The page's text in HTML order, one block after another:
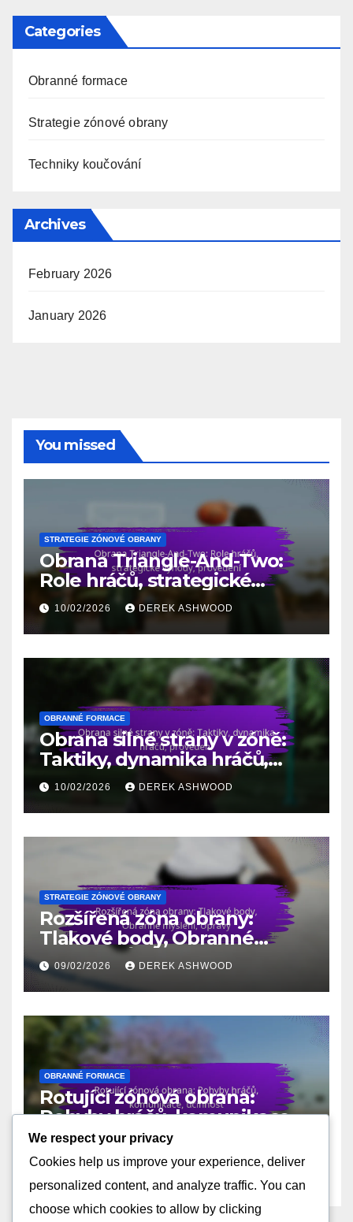
Categories
Obranné formace
Strategie zónové obrany
Techniky koučování
Archives
February 2026
January 2026
You missed
STRATEGIE ZÓNOVÉ OBRANY
Obrana Triangle-And-Two:
Role hráčů, strategické
výhody, provedení
10/02/2026 DEREK ASHWOOD
OBRANNÉ FORMACE
Obrana silné strany v zóně:
Taktiky, dynamika hráčů,
provedení
10/02/2026 DEREK ASHWOOD
STRATEGIE ZÓNOVÉ OBRANY
Rozšířená zóna obrany:
Tlakové body, Obranné
myšlení, Úpravy
09/02/2026 DEREK ASHWOOD
OBRANNÉ FORMACE
Rotující zónová obrana:
Pohyby hráčů, komunikace,
účinnost
06/02/2026 DEREK ASHWOOD
We respect your privacy
Cookies help us improve your experience, deliver
personalized content, and analyze traffic. You can
choose which cookies to allow by clicking